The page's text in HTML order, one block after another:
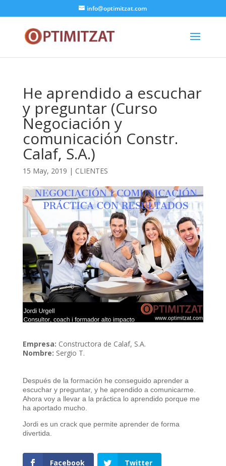
info@optimitzat.com
He aprendido a escuchar
y preguntar (Curso
Negociación y
comunicación Constr.
Calaf, S.A.)
15 May, 2019 | CLIENTES
Empresa: Constructora de Calaf, S.A.
Nombre: Sergio T.
Después de la formación he conseguido aprender a
escuchar y preguntar, y he aprendido a comunicarme.
Ahora voy a llevar a la práctica lo aprendido porque me
ha aportado mucho.
Jordi es un crack que permite aprender de forma
divertida.
Facebook Twitter